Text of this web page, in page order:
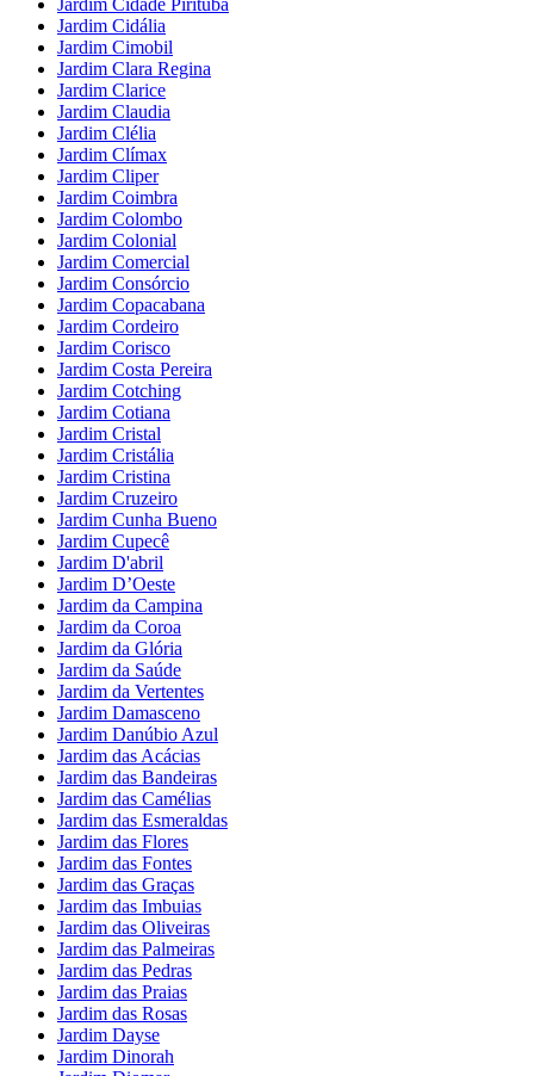
Jardim Cidália
Jardim Cimobil
Jardim Clara Regina
Jardim Clarice
Jardim Claudia
Jardim Clélia
Jardim Clímax
Jardim Cliper
Jardim Coimbra
Jardim Colombo
Jardim Colonial
Jardim Comercial
Jardim Consórcio
Jardim Copacabana
Jardim Cordeiro
Jardim Corisco
Jardim Costa Pereira
Jardim Cotching
Jardim Cotiana
Jardim Cristal
Jardim Cristália
Jardim Cristina
Jardim Cruzeiro
Jardim Cunha Bueno
Jardim Cupecê
Jardim D'abril
Jardim D’Oeste
Jardim da Campina
Jardim da Coroa
Jardim da Glória
Jardim da Saúde
Jardim da Vertentes
Jardim Damasceno
Jardim Danúbio Azul
Jardim das Acácias
Jardim das Bandeiras
Jardim das Camélias
Jardim das Esmeraldas
Jardim das Flores
Jardim das Fontes
Jardim das Graças
Jardim das Imbuias
Jardim das Oliveiras
Jardim das Palmeiras
Jardim das Pedras
Jardim das Praias
Jardim das Rosas
Jardim Dayse
Jardim Dinorah